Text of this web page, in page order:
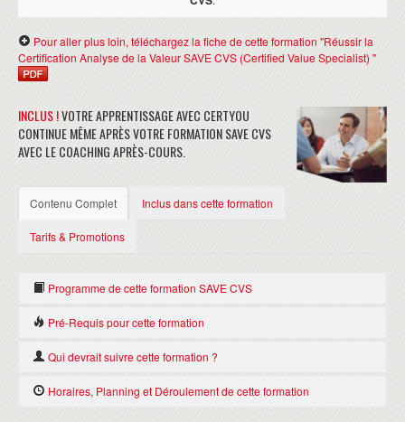
Pour aller plus loin, téléchargez la fiche de cette formation "Réussir la
Certification Analyse de la Valeur SAVE CVS (Certified Value Specialist) "
INCLUS !VOTRE APPRENTISSAGE AVEC CERTYOU
CONTINUE MÊME APRÈS VOTRE FORMATION SAVE CVS
AVEC LE COACHING APRÈS-COURS.
Contenu Complet Inclus dans cette formation
Tarifs & Promotions
Programme de cette formation SAVE CVS
Nous consulter
Pré-Requis pour cette formation
Il n'y a pas de Pré-requis pour suivre cette formation SAVE CVS.
Qui devrait suivre cette formation ?
Toute personne désireuse de réussir la certification SAVE CVS
Horaires, Planning et Déroulement de cette formation